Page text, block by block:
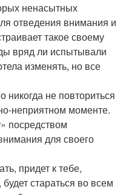
ненасытных
отведения внимания и
такое своему
вряд ли испытывали
изменять, но все
никогда не повториться
неприятном моменте.
посредством
для своего
придет к тебе,
стараться во всем